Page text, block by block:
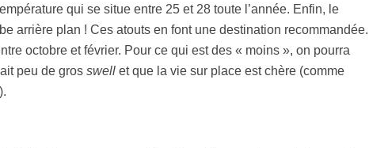
qui se situe entre 25 et 28 toute l’année. Enfin, le
arrière plan ! Ces atouts en font une destination recommandée.
octobre et février. Pour ce qui est des « moins », on pourra
peu de gros swell et que la vie sur place est chère (comme